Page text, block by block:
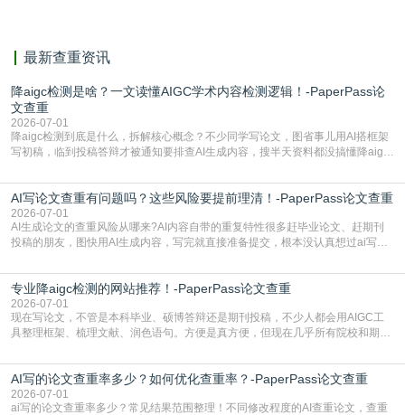
最新查重资讯
降aigc检测是啥？一文读懂AIGC学术内容检测逻辑！-PaperPass论
文查重
2026-07-01
降aigc检测到底是什么，拆解核心概念？不少同学写论文，图省事儿用AI搭框架
写初稿，临到投稿答辩才被通知要排查AI生成内容，搜半天资料都没搞懂降aigc
怕是已经入行的科研人员，不少人也搞不清降aigc检测是啥，对相关要求摸不
准。其实，降aigc检测是伴随AIGC工具在学术领域普及诞生的新需求，核心是为
了满足现在高校、期刊对AI生
AI写论文查重有问题吗？这些风险要提前理清！-PaperPass论文查重
2026-07-01
AI生成论文的查重风险从哪来?AI内容自带的重复特性很多赶毕业论文、赶期刊
投稿的朋友，图快用AI生成内容，写完就直接准备提交，根本没认真想过ai写论
自带不可忽视的查重风险。AI训练依赖海量公开的文本数据，生成内容本质是基
于训练数据的概率拼接，不是从零开始的原创创作。生成过程中，很容易复用已
有的高频公共表述，甚至直接拼接已经公开
专业降aigc检测的网站推荐！-PaperPass论文查重
2026-07-01
现在写论文，不管是本科毕业、硕博答辩还是期刊投稿，不少人都会用AIGC工
具整理框架、梳理文献、润色语句。方便是真方便，但现在几乎所有院校和期刊
五遍还是过不了预检测的大有人在，这时候，找到靠谱的降AIGC检测率的网
站，就能少走好多弯路。PaperPass：守护学术原创性的智能伙伴AIGC生成内
容的学术合规痛点去年帮一个本科师弟改
AI写的论文查重率多少？如何优化查重率？-PaperPass论文查重
2026-07-01
ai写的论文查重率多少？常见结果范围整理！不同修改程度的AI查重论文，查重